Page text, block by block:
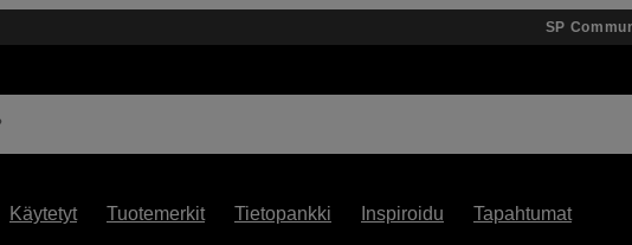
SP
Käytetyt Tuotemerkit Tietopankki Inspiroidu Tapahtumat